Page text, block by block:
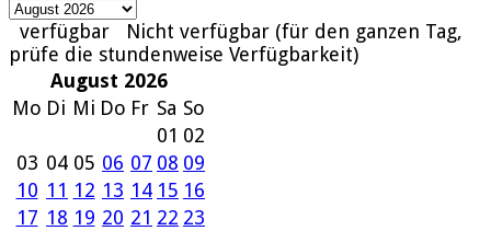
verfügbar
Nicht verfügbar (für den ganzen Tag,
prüfe die stundenweise Verfügbarkeit)
August 2026
Mo Di Mi Do Fr Sa So
01 02
03 04 05 06 07 08 09
10 11 12 13 14 15 16
17 18 19 20 21 22 23